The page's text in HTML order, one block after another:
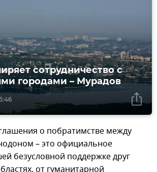
сотрудничество с
городами – Мурадов
о побратимстве между
– это официальное
безусловной поддержке друг